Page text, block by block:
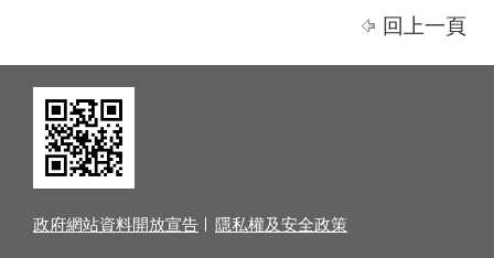
回上一頁
政府網站資料開放宣告 隱私權及安全政策